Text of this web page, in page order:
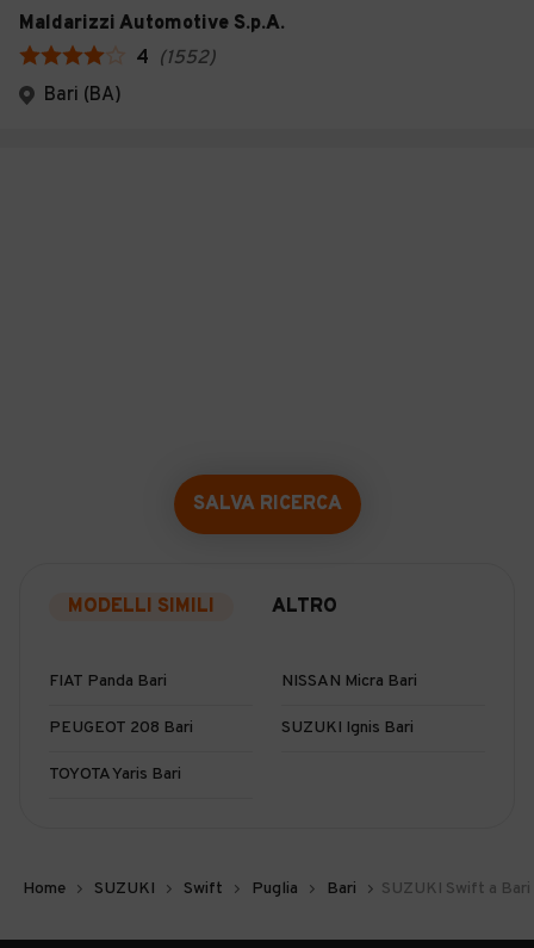
Maldarizzi Automotive S.p.A.
4 (1552)
Bari (BA)
SALVA RICERCA
MODELLI SIMILI ALTRO
FIAT Panda Bari NISSAN Micra Bari
PEUGEOT 208 Bari SUZUKI Ignis Bari
TOYOTA Yaris Bari
Home SUZUKI Swift Puglia Bari SUZUKI Swift a Bari